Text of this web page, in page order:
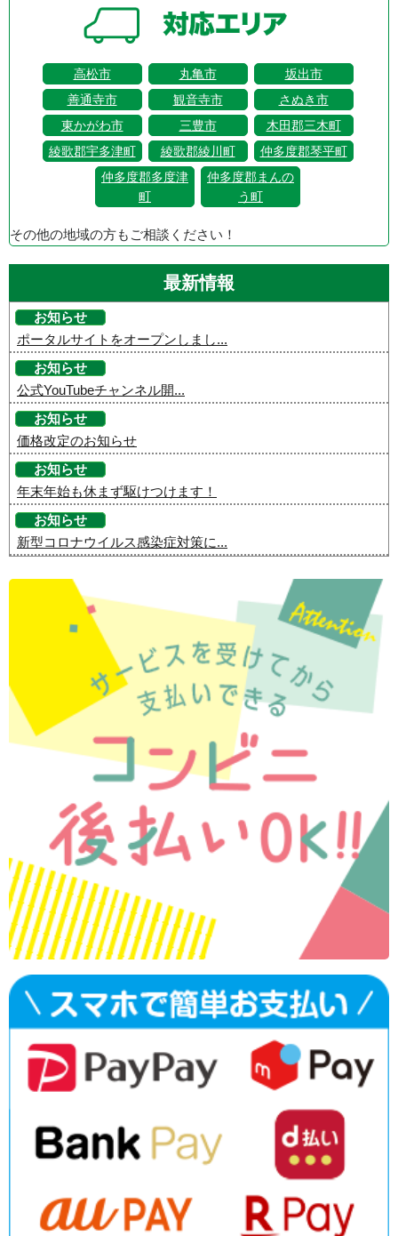
高松市 丸亀市
坂出市
善通寺市
観音寺市
さぬき市
東かがわ市
三豊市
木田郡三木町
綾歌郡宇多津町
綾歌郡綾川町
仲多度郡琴平町
仲多度郡多度津
町
仲多度郡まんの
う町
その他の地域の方もご相談ください！
最新情報
お知らせ
ポータルサイトをオープンしまし...
お知らせ
公式YouTubeチャンネル開...
お知らせ
価格改定のお知らせ
お知らせ
年末年始も休まず駆けつけます！
お知らせ
新型コロナウイルス感染症対策に...